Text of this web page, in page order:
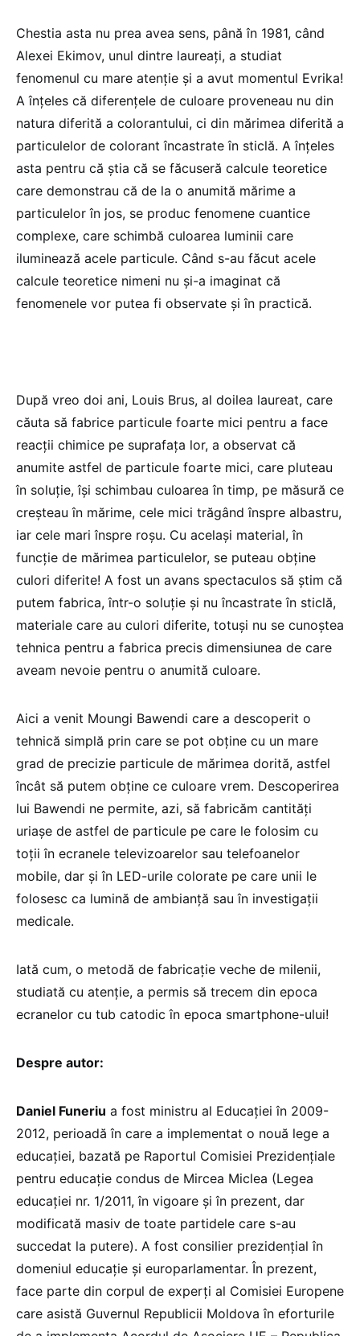
Chestia asta nu prea avea sens, până în 1981, când
Alexei Ekimov, unul dintre laureați, a studiat
fenomenul cu mare atenție și a avut momentul Evrika!
A înțeles că diferențele de culoare proveneau nu din
natura diferită a colorantului, ci din mărimea diferită a
particulelor de colorant încastrate în sticlă. A înțeles
asta pentru că știa că se făcuseră calcule teoretice
care demonstrau că de la o anumită mărime a
particulelor în jos, se produc fenomene cuantice
complexe, care schimbă culoarea luminii care
iluminează acele particule. Când s-au făcut acele
calcule teoretice nimeni nu și-a imaginat că
fenomenele vor putea fi observate și în practică.
După vreo doi ani, Louis Brus, al doilea laureat, care
căuta să fabrice particule foarte mici pentru a face
reacții chimice pe suprafața lor, a observat că
anumite astfel de particule foarte mici, care pluteau
în soluție, își schimbau culoarea în timp, pe măsură ce
creșteau în mărime, cele mici trăgând înspre albastru,
iar cele mari înspre roșu. Cu același material, în
funcție de mărimea particulelor, se puteau obține
culori diferite! A fost un avans spectaculos să știm că
putem fabrica, într-o soluție și nu încastrate în sticlă,
materiale care au culori diferite, totuși nu se cunoștea
tehnica pentru a fabrica precis dimensiunea de care
aveam nevoie pentru o anumită culoare.
Aici a venit Moungi Bawendi care a descoperit o
tehnică simplă prin care se pot obține cu un mare
grad de precizie particule de mărimea dorită, astfel
încât să putem obține ce culoare vrem. Descoperirea
lui Bawendi ne permite, azi, să fabricăm cantități
uriașe de astfel de particule pe care le folosim cu
toții în ecranele televizoarelor sau telefoanelor
mobile, dar și în LED-urile colorate pe care unii le
folosesc ca lumină de ambianță sau în investigații
medicale.
Iată cum, o metodă de fabricație veche de milenii,
studiată cu atenție, a permis să trecem din epoca
ecranelor cu tub catodic în epoca smartphone-ului!
Despre autor:
Daniel Funeriu a fost ministru al Educației în 2009-
2012, perioadă în care a implementat o nouă lege a
educației, bazată pe Raportul Comisiei Prezidenţiale
pentru educaţie condus de Mircea Miclea (Legea
educației nr. 1/2011, în vigoare și în prezent, dar
modificată masiv de toate partidele care s-au
succedat la putere). A fost consilier prezidențial în
domeniul educație și europarlamentar. În prezent,
face parte din corpul de experți al Comisiei Europene
care asistă Guvernul Republicii Moldova în eforturile